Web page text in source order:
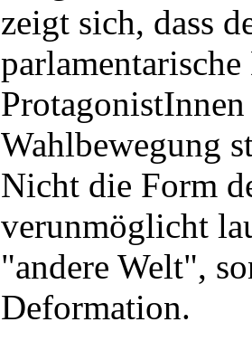
zeigt sich, dass
Wahlbewegung
Nicht die Form
verunmöglicht
"andere Welt",
Deformation.